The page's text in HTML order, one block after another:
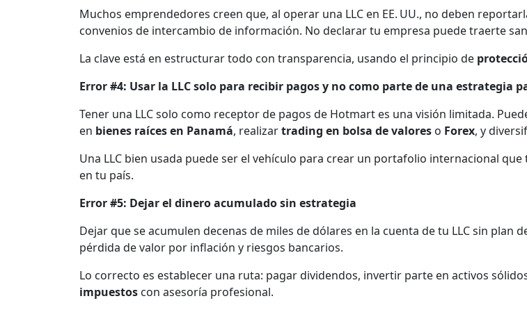
Muchos emprendedores creen que, al operar una LLC en EE. UU., no deben
convenios de intercambio de información. No declarar tu empresa puede traerte
La clave está en estructurar todo con transparencia, usando el principio de
Error #4: Usar la LLC solo para recibir pagos y no como parte de una estrategia
Tener una LLC solo como receptor de pagos de Hotmart es una visión limitada.
en bienes raíces en Panamá, realizartrading en bolsa de valores o Forex, y
Una LLC bien usada puede ser el vehículo para crear un portafolio internacional que
en tu país.
Error #5: Dejar el dinero acumulado sin estrategia
Dejar que se acumulen decenas de miles de dólares en la cuenta de tu LLC sin plan
pérdida de valor por inflación y riesgos bancarios.
Lo correcto es establecer una ruta: pagar dividendos, invertir parte en activos
impuestos con asesoría profesional.